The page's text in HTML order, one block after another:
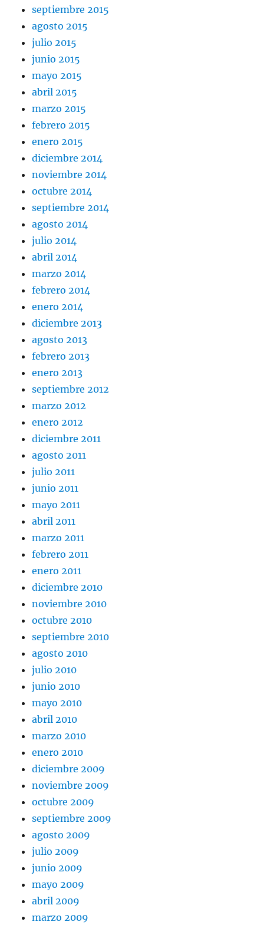
septiembre 2015
agosto 2015
julio 2015
junio 2015
mayo 2015
abril 2015
marzo 2015
febrero 2015
enero 2015
diciembre 2014
noviembre 2014
octubre 2014
septiembre 2014
agosto 2014
julio 2014
abril 2014
marzo 2014
febrero 2014
enero 2014
diciembre 2013
agosto 2013
febrero 2013
enero 2013
septiembre 2012
marzo 2012
enero 2012
diciembre 2011
agosto 2011
julio 2011
junio 2011
mayo 2011
abril 2011
marzo 2011
febrero 2011
enero 2011
diciembre 2010
noviembre 2010
octubre 2010
septiembre 2010
agosto 2010
julio 2010
junio 2010
mayo 2010
abril 2010
marzo 2010
enero 2010
diciembre 2009
noviembre 2009
octubre 2009
septiembre 2009
agosto 2009
julio 2009
junio 2009
mayo 2009
abril 2009
marzo 2009